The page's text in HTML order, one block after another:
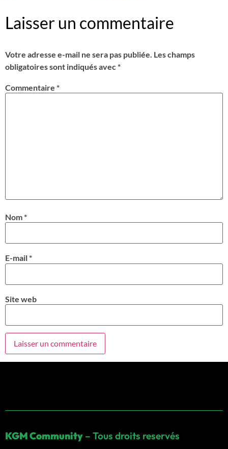
Laisser un commentaire
Votre adresse e-mail ne sera pas publiée. Les champs
obligatoires sont indiqués avec*
Commentaire *
Nom*
E-mail*
Site web
KGM Community – Tous droits reservés